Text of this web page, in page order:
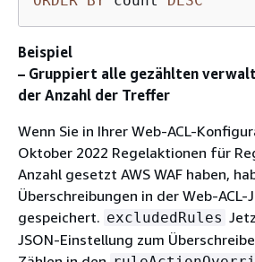
Beispiel
– Gruppiert alle gezählten
der Anzahl der Treffer
Wenn Sie in Ihrer Web-ACL-
Oktober 2022 Regelaktionen für
Anzahl gesetzt AWS WAF haben,
Überschreibungen in der Web-ACL-
gespeichert. excludedRules
JSON-Einstellung zum